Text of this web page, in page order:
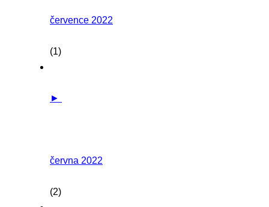
července 2022
(1)
►
června 2022
(2)